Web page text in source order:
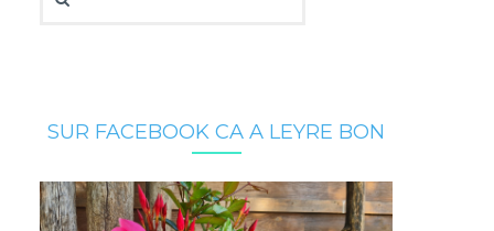
SUR FACEBOOK CA A LEYRE BON